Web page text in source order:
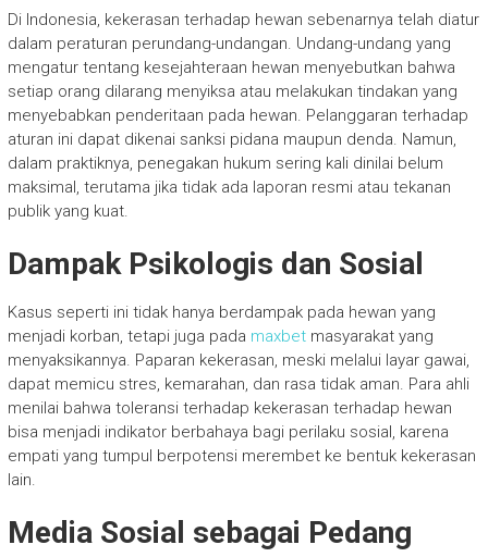
Di Indonesia, kekerasan terhadap hewan sebenarnya telah diatur
dalam peraturan perundang-undangan. Undang-undang yang
mengatur tentang kesejahteraan hewan menyebutkan bahwa
setiap orang dilarang menyiksa atau melakukan tindakan yang
menyebabkan penderitaan pada hewan. Pelanggaran terhadap
aturan ini dapat dikenai sanksi pidana maupun denda. Namun,
dalam praktiknya, penegakan hukum sering kali dinilai belum
maksimal, terutama jika tidak ada laporan resmi atau tekanan
publik yang kuat.
Dampak Psikologis dan Sosial
Kasus seperti ini tidak hanya berdampak pada hewan yang
menjadi korban, tetapi juga pada maxbetmasyarakat yang
menyaksikannya. Paparan kekerasan, meski melalui layar gawai,
dapat memicu stres, kemarahan, dan rasa tidak aman. Para ahli
menilai bahwa toleransi terhadap kekerasan terhadap hewan
bisa menjadi indikator berbahaya bagi perilaku sosial, karena
empati yang tumpul berpotensi merembet ke bentuk kekerasan
lain.
Media Sosial sebagai Pedang